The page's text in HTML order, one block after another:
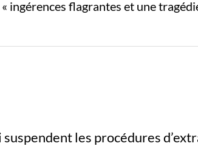
ingérences flagrantes et une
les procédures